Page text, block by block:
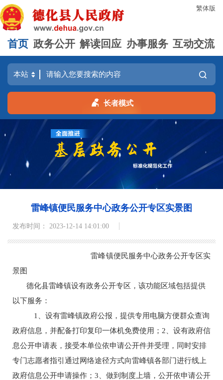
繁体版
首页 政务公开 解读回应 办事服务 互动交流
长者模式
雷峰镇便民服务中心政务公开专区实景图
发布时间： 2023-12-14 14:01:00
雷峰镇便民服务中心政务公开专区实
景图
德化县雷峰镇设有政务公开专区，该功能区域包括提供
以下服务：
1、设有雷峰镇政府公报，提供专用电脑方便群众查询
政府信息，并配备打印复印一体机免费使用； 2、设有政府信
息公开申请表，接受本单位依申请公开件并受理，同时安排
专门志愿者指引通过网络途径方式向雷峰镇各部门进行线上
政府信息公开申请操作； 3、做到制度上墙，公开依申请公开